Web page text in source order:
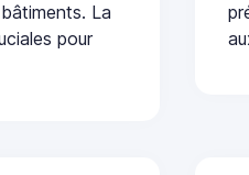
La
pour